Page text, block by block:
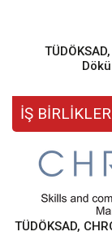
İŞ
TÜDÖKSAD,